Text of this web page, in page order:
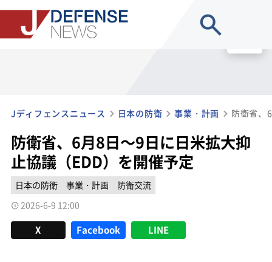
Jディフェンスニュース 日本の防衛 事業・計画
防衛省、6月8日～9日に日米拡大抑
止協議（EDD）を開催予定
日本の防衛 事業・計画
防衛交流
2026-6-9 12:00
X Facebook LINE